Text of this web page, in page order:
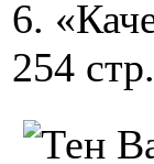
6.
254 стр.